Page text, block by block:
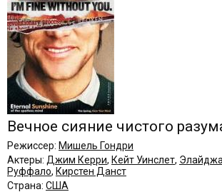
Вечное сияние чистого
Режиссер: Мишель Гондри
Актеры: Джим Керри, Кейт Уинслет,
Руффало, Кирстен Данст
Страна: США